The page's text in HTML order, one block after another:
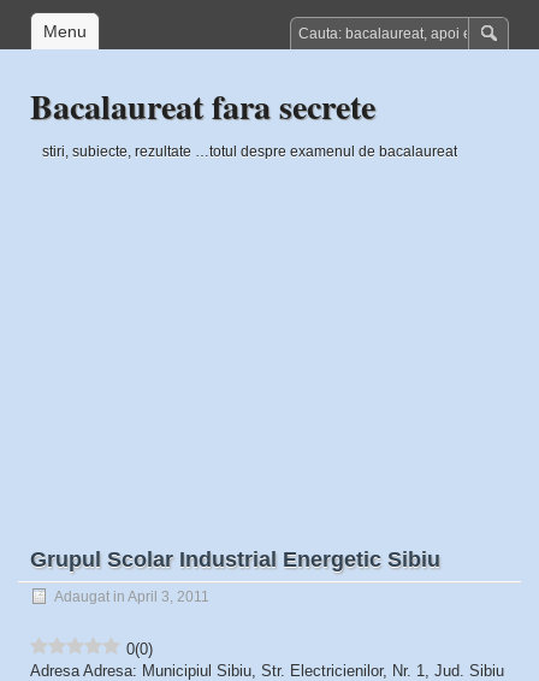
Menu
Bacalaureat fara secrete
stiri, subiecte, rezultate …totul despre examenul de bacalaureat
Grupul Scolar Industrial Energetic Sibiu
Adaugat in April 3, 2011
0(0)
Adresa Adresa: Municipiul Sibiu, Str. Electricienilor, Nr. 1, Jud. Sibiu